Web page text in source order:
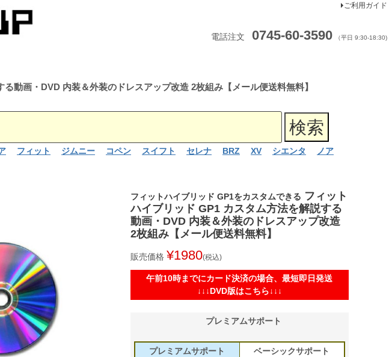
ご利用ガイド
電話注文 0745-60-3590 （平日 9:30-18:30)
動画・DVD 内装＆外装のドレスアップ改造 2枚組み【メール便送料無料】
フィット ジムニー コペン スイフト セレナ BRZ XV シエンタ
ノア
フィットハイブリッド GP1をカスタムできる フィット
ハイブリッド GP1 カスタム方法を解説する
動画・DVD 内装＆外装のドレスアップ改造
2枚組み【メール便送料無料】
販売価格 ¥1980 税込
午前10時までにカード決済の場合、最短即日発送
↓↓↓DVD版はこちら↓↓↓
プレミアムサポート
プレミアムサポート
ベーシックサポート